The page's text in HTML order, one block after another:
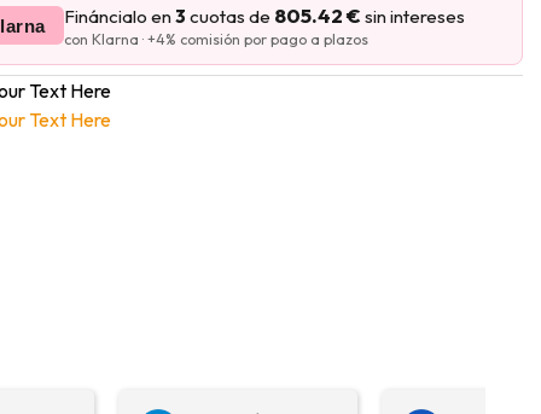
Fináncialo en3 cuotas de 805.42 € sin intereses
con Klarna · +4% comisión por pago a plazos
Text Here
Text Here